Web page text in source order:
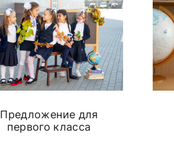
Предложение для
первого класса